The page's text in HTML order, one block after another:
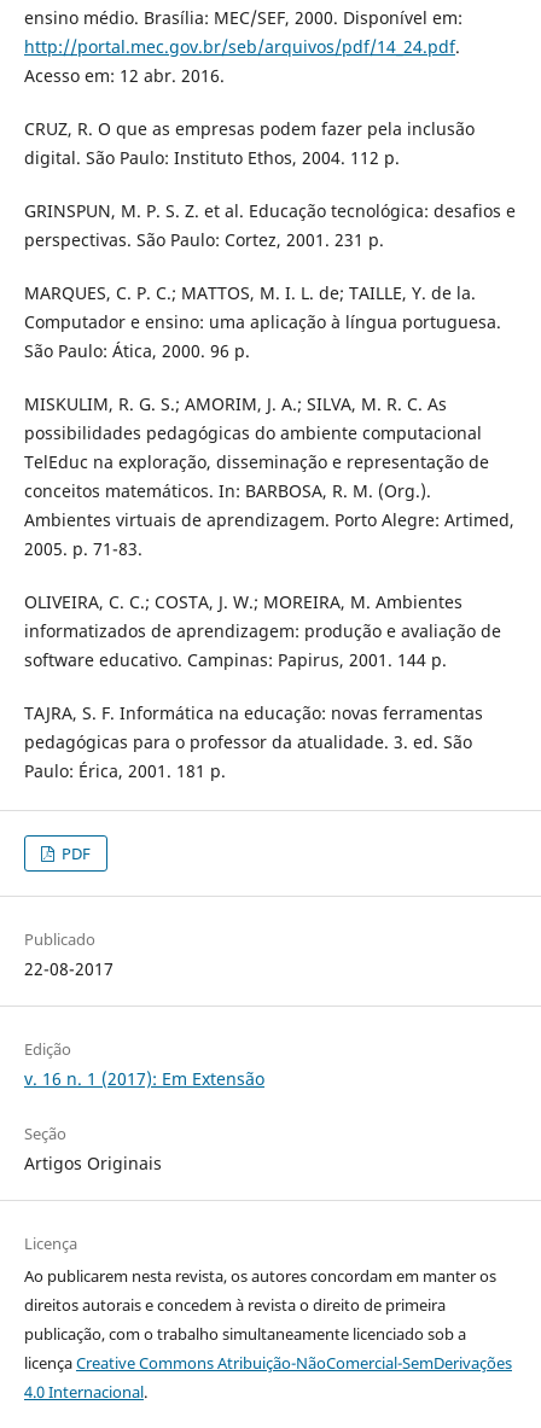
ensino médio. Brasília: MEC/SEF, 2000. Disponível em:
http://portal.mec.gov.br/seb/arquivos/pdf/14_24.pdf.
Acesso em: 12 abr. 2016.
CRUZ, R. O que as empresas podem fazer pela inclusão
digital. São Paulo: Instituto Ethos, 2004. 112 p.
GRINSPUN, M. P. S. Z. et al. Educação tecnológica: desafios e
perspectivas. São Paulo: Cortez, 2001. 231 p.
MARQUES, C. P. C.; MATTOS, M. I. L. de; TAILLE, Y. de la.
Computador e ensino: uma aplicação à língua portuguesa.
São Paulo: Ática, 2000. 96 p.
MISKULIM, R. G. S.; AMORIM, J. A.; SILVA, M. R. C. As
possibilidades pedagógicas do ambiente computacional
TelEduc na exploração, disseminação e representação de
conceitos matemáticos. In: BARBOSA, R. M. (Org.).
Ambientes virtuais de aprendizagem. Porto Alegre: Artimed,
2005. p. 71-83.
OLIVEIRA, C. C.; COSTA, J. W.; MOREIRA, M. Ambientes
informatizados de aprendizagem: produção e avaliação de
software educativo. Campinas: Papirus, 2001. 144 p.
TAJRA, S. F. Informática na educação: novas ferramentas
pedagógicas para o professor da atualidade. 3. ed. São
Paulo: Érica, 2001. 181 p.
PDF
Publicado
22-08-2017
Edição
v. 16 n. 1 (2017): Em Extensão
Seção
Artigos Originais
Licença
Ao publicarem nesta revista, os autores concordam em manter os
direitos autorais e concedem à revista o direito de primeira
publicação, com o trabalho simultaneamente licenciado sob a
licençaCreative Commons Atribuição-NãoComercial-SemDerivações
4.0 Internacional.